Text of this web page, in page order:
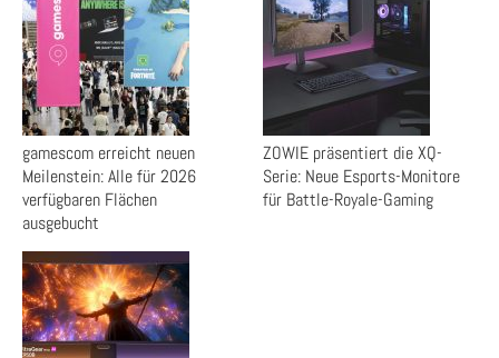
gamescom erreicht neuen
Meilenstein: Alle für 2026
verfügbaren Flächen
ausgebucht
ZOWIE präsentiert die XQ-
Serie: Neue Esports-Monitore
für Battle-Royale-Gaming